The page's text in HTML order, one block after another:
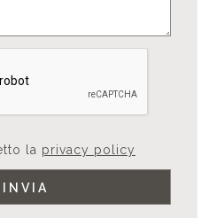
la privacy policy